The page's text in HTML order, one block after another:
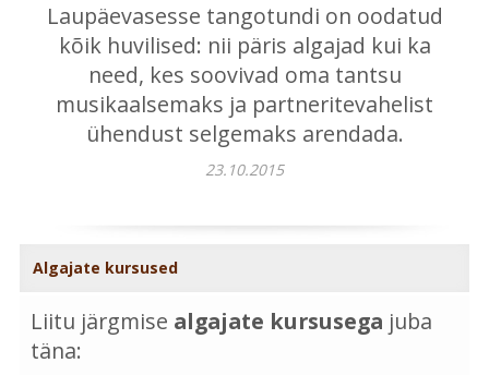
Laupäevasesse tangotundi on oodatud
kõik huvilised: nii päris algajad kui ka
need, kes soovivad oma tantsu
musikaalsemaks ja partneritevahelist
ühendust selgemaks arendada.
23.10.2015
Algajate kursused
Liitu järgmise algajate kursusega juba
täna: